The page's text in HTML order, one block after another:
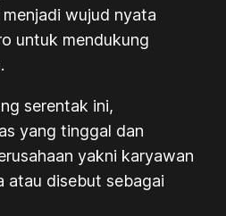
wujud nyata
untuk mendukung
serentak ini,
yang tinggal dan
yakni karyawan
atau disebut sebagai